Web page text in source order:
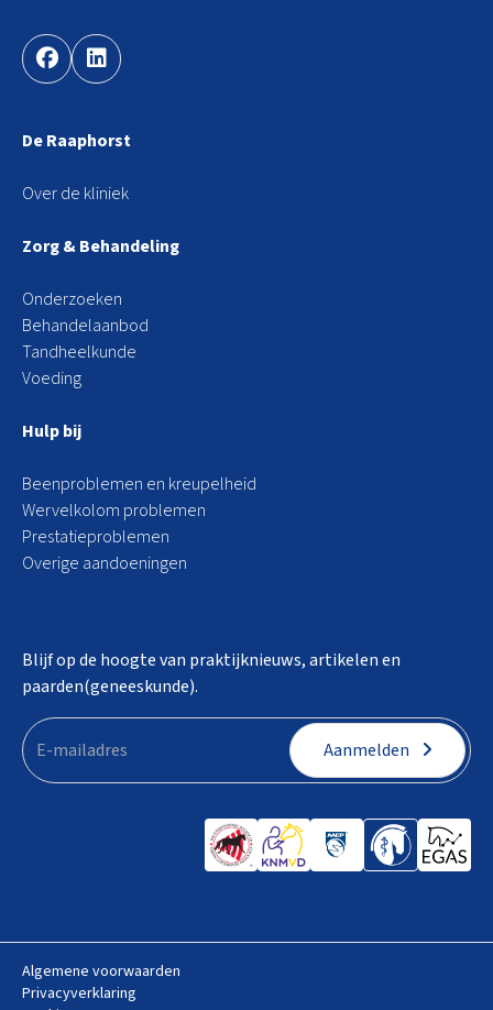
De Raaphorst
Over de kliniek
Zorg & Behandeling
Onderzoeken
Behandelaanbod
Tandheelkunde
Voeding
Hulp bij
Beenproblemen en kreupelheid
Wervelkolom problemen
Prestatieproblemen
Overige aandoeningen
Blijf op de hoogte van praktijknieuws, artikelen en
paarden(geneeskunde).
Aanmelden
Algemene voorwaarden
Privacyverklaring